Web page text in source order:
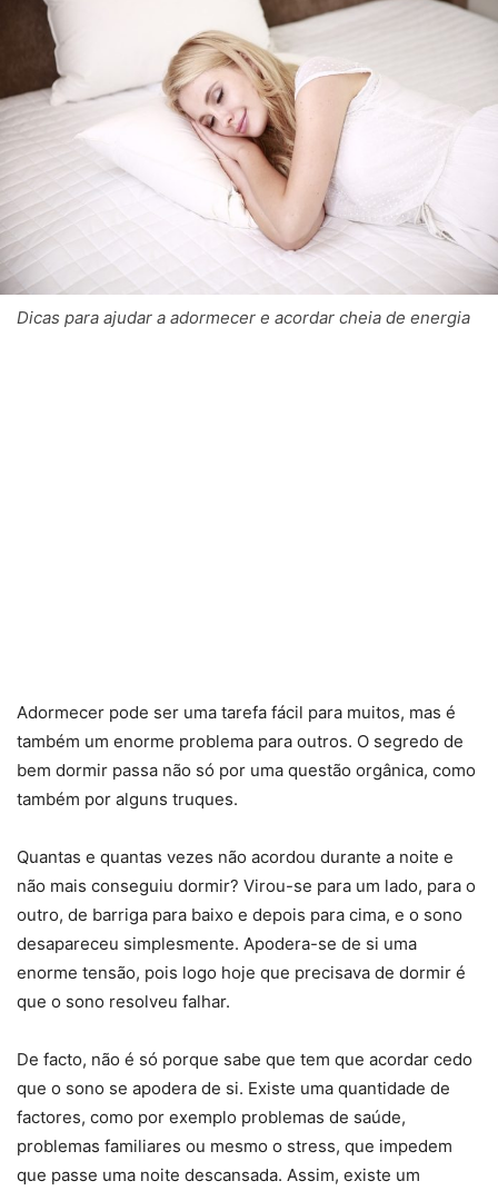
Dicas para ajudar a adormecer e acordar cheia de energia
Adormecer pode ser uma tarefa fácil para muitos, mas é
também um enorme problema para outros. O segredo de
bem dormir passa não só por uma questão orgânica, como
também por alguns truques.
Quantas e quantas vezes não acordou durante a noite e
não mais conseguiu dormir? Virou-se para um lado, para o
outro, de barriga para baixo e depois para cima, e o sono
desapareceu simplesmente. Apodera-se de si uma
enorme tensão, pois logo hoje que precisava de dormir é
que o sono resolveu falhar.
De facto, não é só porque sabe que tem que acordar cedo
que o sono se apodera de si. Existe uma quantidade de
factores, como por exemplo problemas de saúde,
problemas familiares ou mesmo o stress, que impedem
que passe uma noite descansada. Assim, existe um